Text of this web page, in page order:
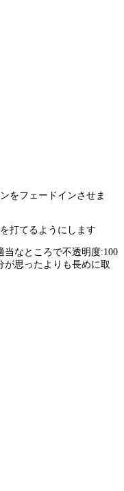
をフェードインさせま
打てるようにします
なところで不透明度:100
が思ったよりも長めに取